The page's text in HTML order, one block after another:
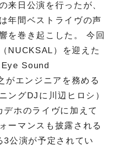
来日公演を行ったが、
年間ベストライヴの声
を巻き起こした。 今回
NUCKSAL）を迎えた
Sound
エンジニアを務める
ングDJに川辺ヒロシ）
デホのライヴに加えて
ーマンスも披露される
公演が予定されてい